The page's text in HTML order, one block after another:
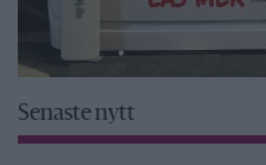
Senaste nytt